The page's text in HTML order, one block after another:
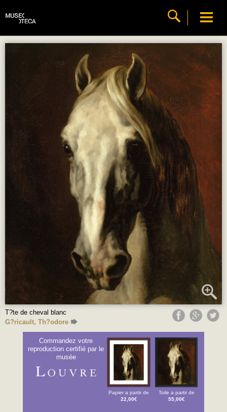
T?te de cheval blanc
G?ricault, Th?odore
Commandez votre
reproduction certifié par le
musée
Papier a partir de
22,00€
Toile a partir de
55,00€